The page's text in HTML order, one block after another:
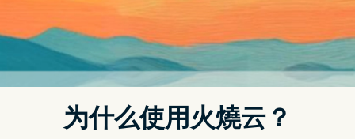
每月的费用近乎翻倍。Microsoft 365 Standard 的用户所需的投
资则更为庞大，该服务的费用仅为每位用户每月 12.50 美元。
对於选择注册使用 AI 助手的商家而言，Copilot 的功能旨在总结
文件，加快对 Excel 表格的检查，甚至生成整封电邮。微软的消
费者行销主管 Yusuf Mehdi 表示，已经开始测试 Copilot 的人对
AI 工具的未来样貌充满期待。